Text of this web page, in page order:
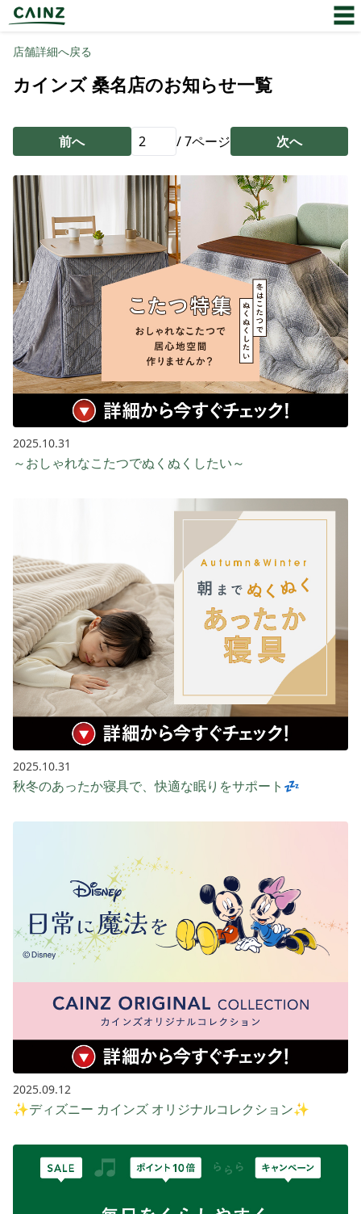
店舗詳細へ戻る
カインズ 桑名店のお知らせ一覧
前へ /7ページ 次へ
2025.10.31
～おしゃれなこたつでぬくぬくしたい～
2025.10.31
秋冬のあったか寝具で、快適な眠りをサポート💤
2025.09.12
✨ディズニー カインズ オリジナルコレクション✨